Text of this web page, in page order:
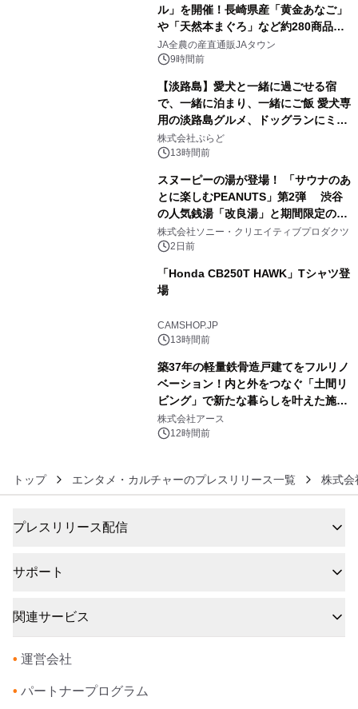
ル」を開催！長崎県産「黄金あなご」
や「天然本まぐろ」など約280商品を
販売！～毎月１０日の定例企画～
JA全農の産直通販JAタウン
9時間前
【淡路島】愛犬と一緒に過ごせる宿
で、一緒に泊まり、一緒にご飯 愛犬専
用の淡路島グルメ、ドッグランにミニ
プール グランピングとトレーラーハウ
スの2施設で
株式会社ぷらど
13時間前
スヌーピーの湯が登場！ 「サウナのあ
とに楽しむPEANUTS」第2弾 渋谷
の人気銭湯「改良湯」と期間限定のコ
ラボレーション サウナイキタイコラ
ボグッズも発売決定！
株式会社ソニー・クリエイティブプロダクツ
2日前
「Honda CB250T HAWK」Tシャツ登
場
CAMSHOP.JP
13時間前
築37年の軽量鉄骨造戸建てをフルリノ
ベーション！内と外をつなぐ「土間リ
ビング」で新たな暮らしを叶えた施工
事例を株式会社アースが公開
株式会社アース
12時間前
トップ エンタメ・カルチャーのプレスリリース一覧 株式会
プレスリリース配信
サポート
関連サービス
• 運営会社
• パートナープログラム